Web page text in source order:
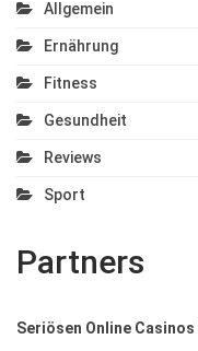
Allgemein
Ernährung
Fitness
Gesundheit
Reviews
Sport
Partners
Seriösen Online Casinos